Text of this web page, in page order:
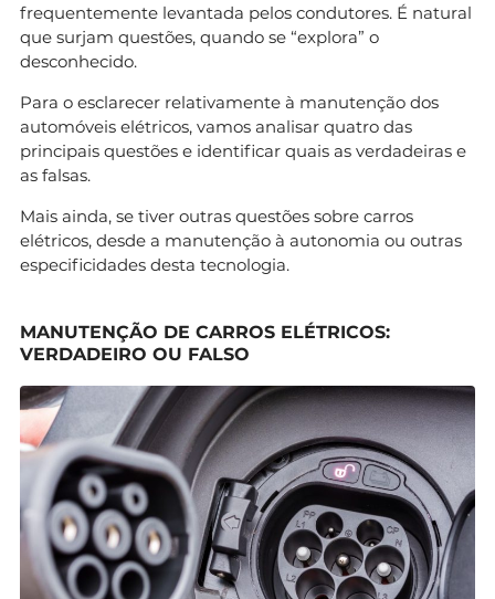
frequentemente levantada pelos condutores. É natural
que surjam questões, quando se “explora” o
desconhecido.
Para o esclarecer relativamente à manutenção dos
automóveis elétricos, vamos analisar quatro das
principais questões e identificar quais as verdadeiras e
as falsas.
Mais ainda, se tiver outras questões sobre carros
elétricos, desde a manutenção à autonomia ou outras
especificidades desta tecnologia.
MANUTENÇÃO DE CARROS ELÉTRICOS:
VERDADEIRO OU FALSO